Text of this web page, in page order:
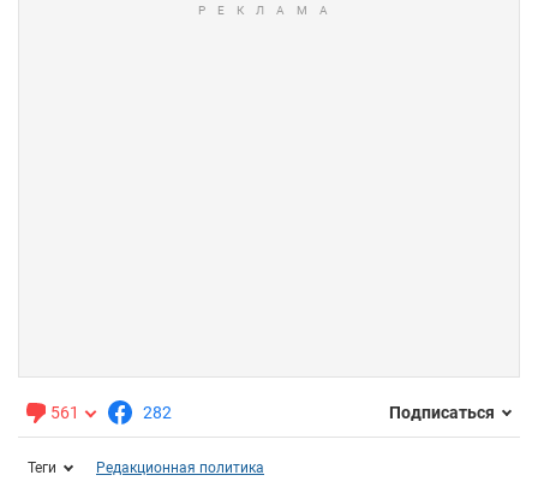
561 282 Подписаться
Теги Редакционная политика